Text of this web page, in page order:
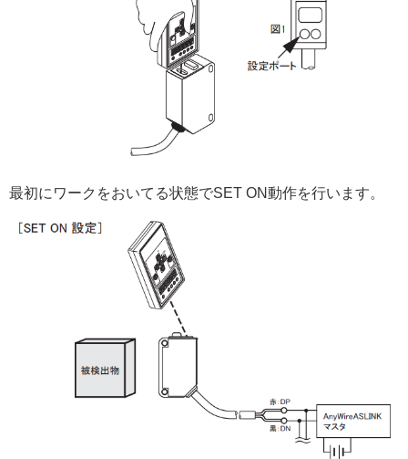
最初にワークをおいてる状態でSET ON動作を行います。